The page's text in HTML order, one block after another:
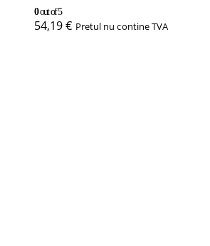
0out of 5
54,19€ Pretul nu contine TVA